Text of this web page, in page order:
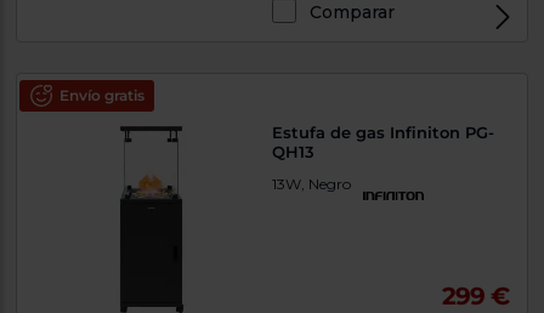
Comparar
Envío gratis
Estufa de gas Infiniton PG-
QH13
13W, Negro
299 €